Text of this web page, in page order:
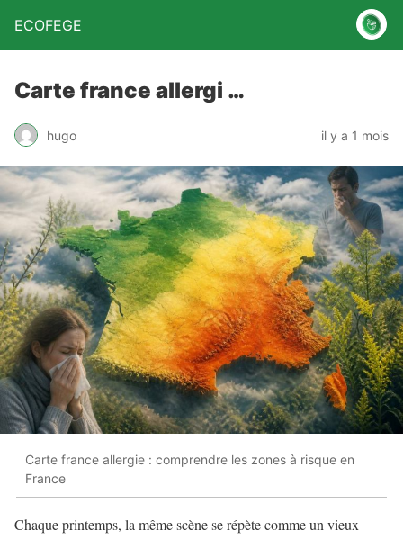
ECOFEGE
Carte france allergi …
hugo il y a 1 mois
Carte france allergie : comprendre les zones à risque en
France
Chaque printemps, la même scène se répète comme un vieux